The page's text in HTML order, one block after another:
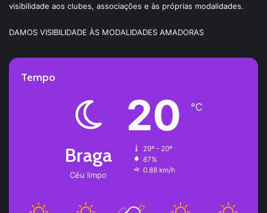
visibilidade aos clubes, associações e às próprias modalidades.
DAMOS VISIBILIDADE ÀS MODALIDADES AMADORAS
Tempo
Braga
Céu limpo
20 ℃
29º - 20º
87%
0.88 km/h